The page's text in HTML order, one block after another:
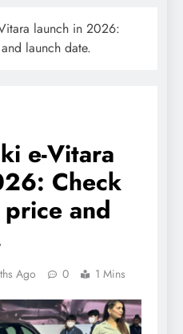
launch in 2026:
launch date.
e-Vitara
Check
and
Ago 0 1 Mins